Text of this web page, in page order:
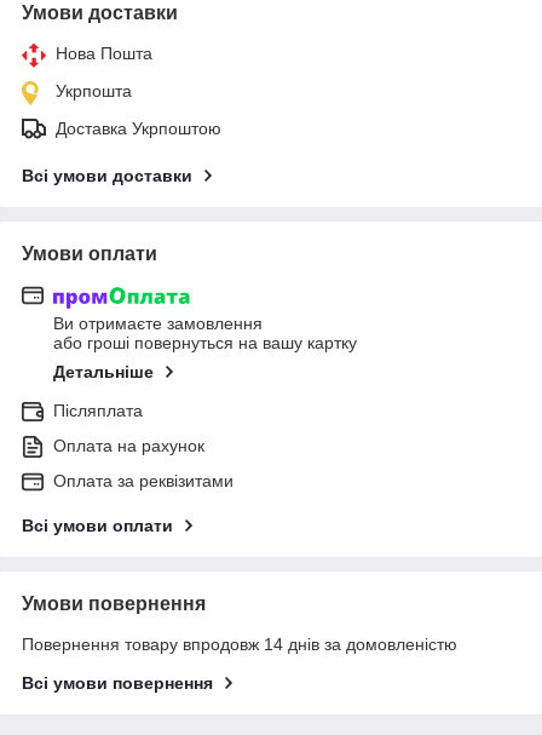
Умови доставки
Нова Пошта
Укрпошта
Доставка Укрпоштою
Всі умови доставки
Умови оплати
Ви отримаєте замовлення
або гроші повернуться на вашу картку
Детальніше
Післяплата
Оплата на рахунок
Оплата за реквізитами
Всі умови оплати
Умови повернення
Повернення товару впродовж 14 днів за домовленістю
Всі умови повернення